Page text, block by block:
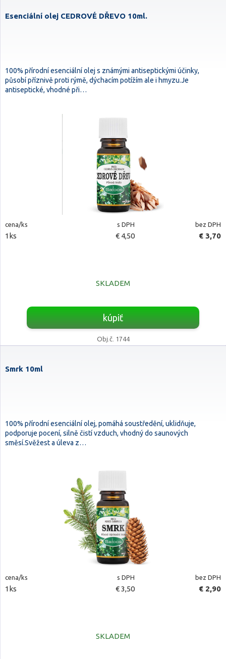
Esenciální olej CEDROVÉ DŘEVO 10ml.
100% přírodní esenciální olej s známými antiseptickými účinky,
působí příznivě proti rýmě, dýchacím potížím ale i hmyzu.Je
antiseptické, vhodné při…
cena/ks s DPH bez DPH
1ks € 4,50 € 3,70
SKLADEM
kúpiť
Obj.č. 1744
Smrk 10ml
100% přírodní esenciální olej, pomáhá soustředění, uklidňuje,
podporuje pocení, silně čistí vzduch, vhodný do saunových
směsí.Svěžest a úleva z…
cena/ks s DPH bez DPH
1ks € 3,50 € 2,90
SKLADEM